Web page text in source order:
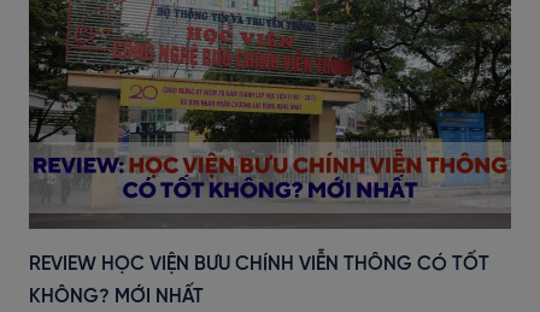
REVIEW HỌC VIỆN BƯU CHÍNH VIỄN THÔNG CÓ TỐT
KHÔNG? MỚI NHẤT